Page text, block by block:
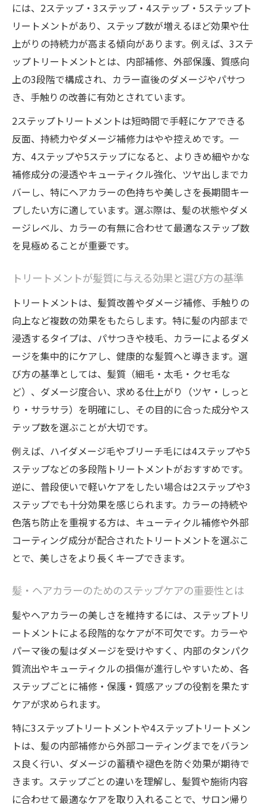
訣
髪・トリートメントで色落ちを防ぐ方法を
解説
ヘアカラー後の髪に最適なステップとは何
か
色持ちと髪の健康を両立するケア方法を紹
介
自分の髪質に合うトリートメントステップとは
髪質別トリートメントステップの選び方ポ
イント
ヘアカラーや髪の悩みに合うステップケア
の見極め
トリートメントの種類と髪質相性を徹底解
髪・トリートメントが髪質改善に役立つ理
由
自分に合うヘアカラーとケアステップの特
徴
ステップごとの効果で差がつく髪のツヤ体験
髪のツヤを高めるトリートメントステップ
とは
ヘアカラーと相性の良いツヤ出し工程の選
び方
トリートメント工程別の髪の仕上がり比較
髪・ヘアカラーダメージを抑えるケア効果
美しい髪色とツヤの持続を実現する秘訣
褪色やパサつき対策に適した施術選び
髪の褪色・パサつきを防ぐトリートメント
方法
点
トリートメントで潤いを保つケアの選び方
髪質やカラー悩みに合わせた施術の効果比
較
パサつき・ダメージに強いトリートメント
ステップ
3ステップと4ステップの違いを詳しく解説
3ステップトリートメントと4ステップの違
い
髪・ヘアカラーへの効果をステップ別に分
析
3ステップは意味ない？選ぶ際の判断軸
には、2ステップ・3ステップ・4ステップ・5ステップト
リートメントがあり、ステップ数が増えるほど効果や仕
上がりの持続力が高まる傾向があります。例えば、3ステ
ップトリートメントとは、内部補修、外部保護、質感向
上の3段階で構成され、カラー直後のダメージやパサつ
き、手触りの改善に有効とされています。
2ステップトリートメントは短時間で手軽にケアできる
反面、持続力やダメージ補修力はやや控えめです。一
方、4ステップや5ステップになると、よりきめ細やかな
補修成分の浸透やキューティクル強化、ツヤ出しまでカ
バーし、特にヘアカラーの色持ちや美しさを長期間キー
プしたい方に適しています。選ぶ際は、髪の状態やダメ
ージレベル、カラーの有無に合わせて最適なステップ数
を見極めることが重要です。
トリートメントが髪質に与える効果と選び方の基準
トリートメントは、髪質改善やダメージ補修、手触りの
向上など複数の効果をもたらします。特に髪の内部まで
浸透するタイプは、パサつきや枝毛、カラーによるダメ
ージを集中的にケアし、健康的な髪質へと導きます。選
び方の基準としては、髪質（細毛・太毛・クセ毛な
ど）、ダメージ度合い、求める仕上がり（ツヤ・しっと
り・サラサラ）を明確にし、その目的に合った成分やス
テップ数を選ぶことが大切です。
例えば、ハイダメージ毛やブリーチ毛には4ステップや5
ステップなどの多段階トリートメントがおすすめです。
逆に、普段使いで軽いケアをしたい場合は2ステップや3
ステップでも十分効果を感じられます。カラーの持続や
色落ち防止を重視する方は、キューティクル補修や外部
コーティング成分が配合されたトリートメントを選ぶこ
とで、美しさをより長くキープできます。
髪・ヘアカラーのためのステップケアの重要性とは
髪やヘアカラーの美しさを維持するには、ステップトリ
ートメントによる段階的なケアが不可欠です。カラーや
パーマ後の髪はダメージを受けやすく、内部のタンパク
質流出やキューティクルの損傷が進行しやすいため、各
ステップごとに補修・保護・質感アップの役割を果たす
ケアが求められます。
特に3ステップトリートメントや4ステップトリートメン
トは、髪の内部補修から外部コーティングまでをバラン
ス良く行い、ダメージの蓄積や褪色を防ぐ効果が期待で
きます。ステップごとの違いを理解し、髪質や施術内容
に合わせて最適なケアを取り入れることで、サロン帰り